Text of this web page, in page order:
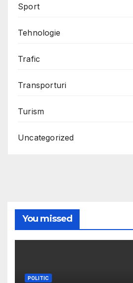
Sport
Tehnologie
Trafic
Transporturi
Turism
Uncategorized
You missed
POLITIC